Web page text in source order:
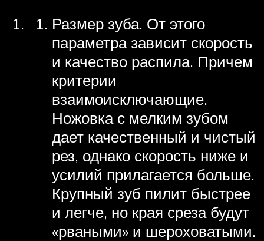
Размер зуба. От этого
параметра зависит скорость
и качество распила. Причем
критерии
взаимоисключающие.
Ножовка с мелким зубом
дает качественный и чистый
рез, однако скорость ниже и
усилий прилагается больше.
Крупный зуб пилит быстрее
и легче, но края среза будут
«рваными» и шероховатыми.